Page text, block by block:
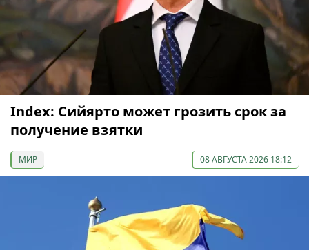
Index: Сийярто может грозить срок за
получение взятки
МИР 08 АВГУСТА 2026 18:12